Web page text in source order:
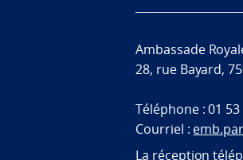
Ambassade
28, rue Bayard,
Téléphone : 01 53
Courriel :
La réception